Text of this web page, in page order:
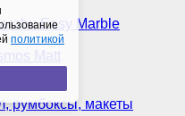
Easy Marble
Matt
румбоксы, макеты
политикой